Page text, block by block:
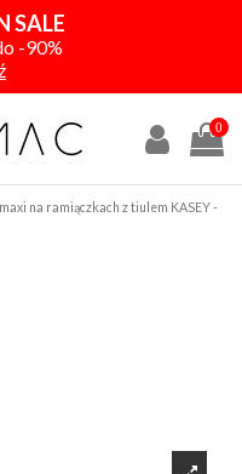
SALE
-90%
0
na ramiączkach z tiulem KASEY -